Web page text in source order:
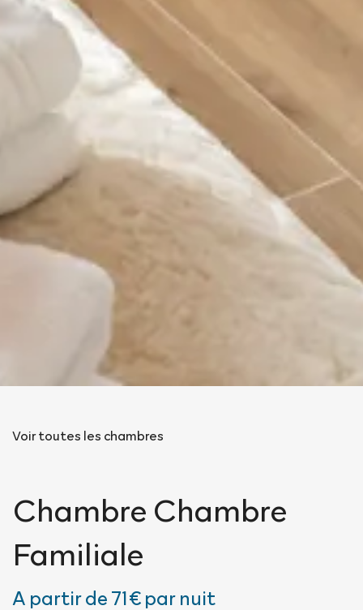
Voir toutes les chambres
Chambre Chambre
Familiale
A partir de71€par nuit